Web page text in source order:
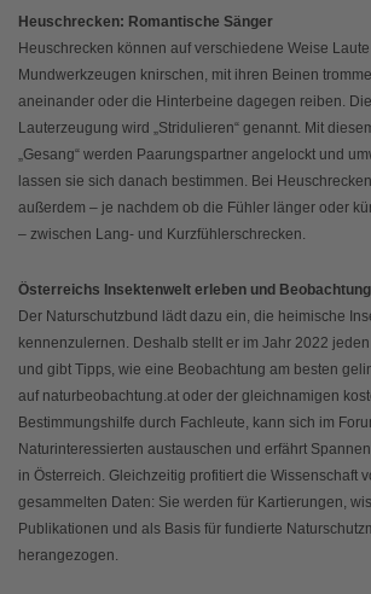
Heuschrecken: Romantische Sänger
Heuschrecken können auf verschiedene Weise
Mundwerkzeugen knirschen, mit ihren Beinen
aneinander oder die Hinterbeine dagegen reiben.
Lauterzeugung wird „Stridulieren“ genannt. Mit
„Gesang“ werden Paarungspartner angelockt und
lassen sie sich danach bestimmen. Bei
außerdem – je nachdem ob die Fühler länger oder
– zwischen Lang- und Kurzfühlerschrecken.
Österreichs Insektenwelt erleben und
Der Naturschutzbund lädt dazu ein, die heimische
kennenzulernen. Deshalb stellt er im Jahr 2022
und gibt Tipps, wie eine Beobachtung am besten
auf naturbeobachtung.at oder der gleichnamigen
Bestimmungshilfe durch Fachleute, kann sich im
Naturinteressierten austauschen und erfährt
in Österreich. Gleichzeitig profitiert die Wissenschaft
gesammelten Daten: Sie werden für Kartierungen,
Publikationen und als Basis für fundierte
herangezogen.